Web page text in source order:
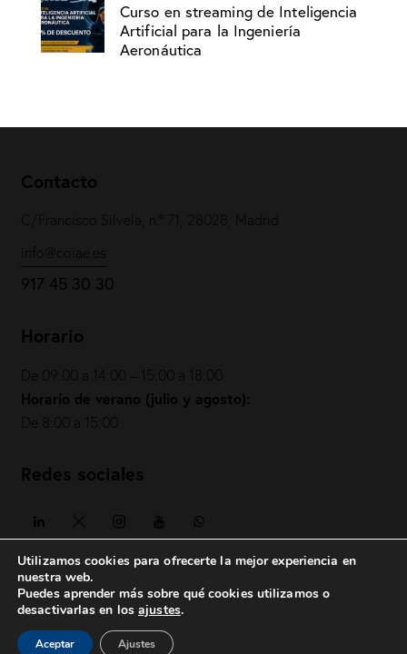
Curso en streaming de Inteligencia
Artificial para la Ingeniería
Aeronáutica
Contacto
C/Francisco Silvela, n.º 71, 28028, Madrid
info@coiae.es
917 45 30 30
Horario
De 09:00 a 14:00 – 15:00 a 18:00
Horario de verano (julio y agosto):
De 8:00 a 15:00
Redes sociales
COIAE© 2026. Todos los derechos reservados
Política de privacidad|Política de cookies
Utilizamos cookies para ofrecerte la mejor experiencia en
nuestra web.
Puedes aprender más sobre qué cookies utilizamos o
desactivarlas en losajustes.
Aceptar Ajustes